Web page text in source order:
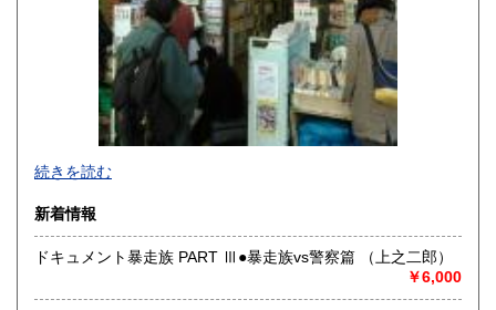
-
沿線名：東京メトロ半蔵門線 都営三田線 都営新宿線
最寄駅：神保町駅徒歩1分
営業時間：平日10:30-19:00 日・祝日11:00-18:30
定休日：年末年始(30日～3日)※28日以降の通販は翌年以降対
続きを読む
新着情報
ドキュメント暴走族 PART Ⅲ●暴走族vs警察篇 （上之二郎）
￥6,000